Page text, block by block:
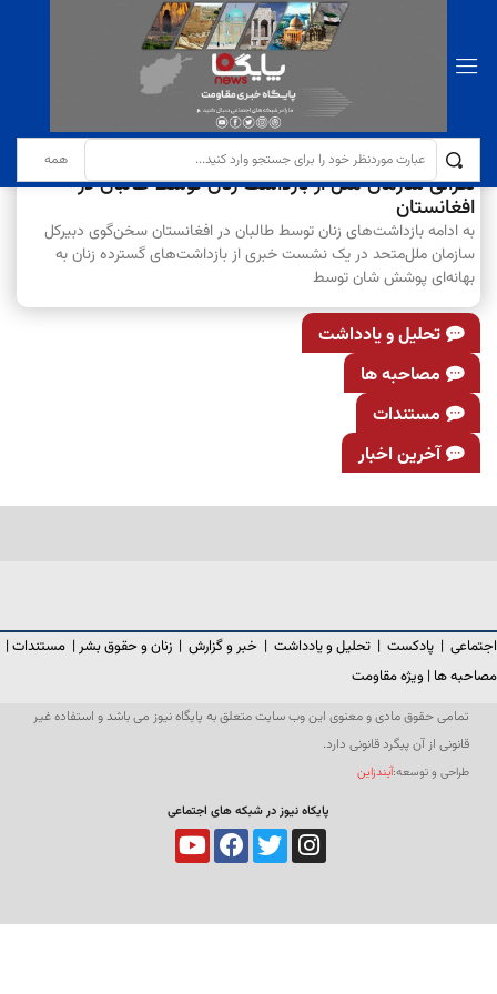
سرویس خبری نگرانی‌ها
نگرانی سازمان ملل از بازداشت زنان توسط طالبان در
افغانستان
به ادامه بازداشت‌های زنان توسط طالبان در افغانستان سخن‌گوی دبیر‌کل
سازمان ملل‌متحد در یک نشست خبری از بازداشت‌های گسترده زنان به
بهانه‌ای پوشش شان توسط
تحلیل و یادداشت
مصاحبه ها
مستندات
آخرین اخبار
اجتماعی | پادکست | تحلیل و یادداشت | خبر و گزارش | زنان و حقوق بشر | مستندات |
مصاحبه ها | ویژه مقاومت
تمامی حقوق مادی و معنوی این وب سایت متعلق به پایگاه نیوز می باشد و استفاده غیر
قانونی از آن پیگرد قانونی دارد.
طراحی و توسعه:آیندزاین
پایکاه نیوز در شبکه های اجتماعی